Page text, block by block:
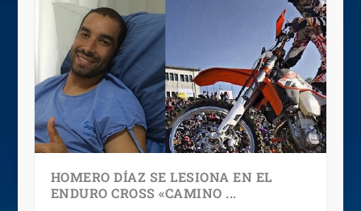
HOMERO DÍAZ SE LESIONA EN EL
ENDURO CROSS «CAMINO ...